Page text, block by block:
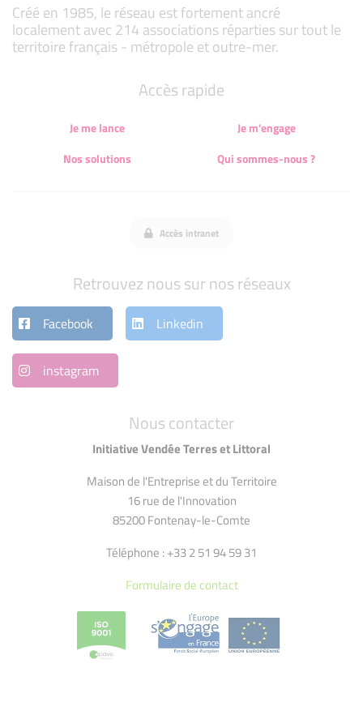
Créé en 1985, le réseau est fortement ancré
localement avec 214 associations réparties sur tout le
territoire français - métropole et outre-mer.
Nous contacter
Initiative Vendée Terres et Littoral
Maison de l'Entreprise et du Territoire
16 rue de l'Innovation
85200 Fontenay-le-Comte
Téléphone : +33 2 51 94 59 31
Formulaire de contact
Accès rapide
Je me lance
Je m'engage
Nos solutions
Qui sommes-nous ?
Accès intranet
Retrouvez nous sur nos réseaux
Facebook Linkedin
instagram